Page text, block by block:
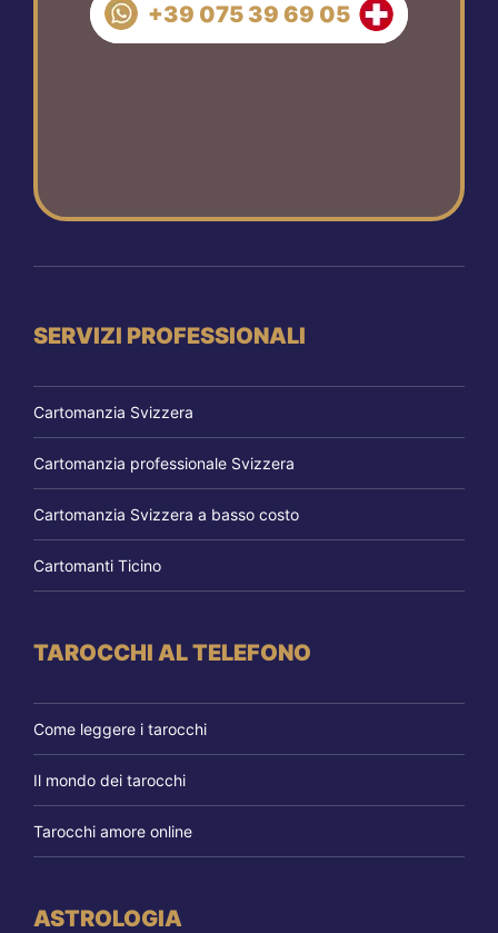
+39 075 39 69 05
SERVIZI PROFESSIONALI
Cartomanzia Svizzera
Cartomanzia professionale Svizzera
Cartomanzia Svizzera a basso costo
Cartomanti Ticino
TAROCCHI AL TELEFONO
Come leggere i tarocchi
Il mondo dei tarocchi
Tarocchi amore online
ASTROLOGIA